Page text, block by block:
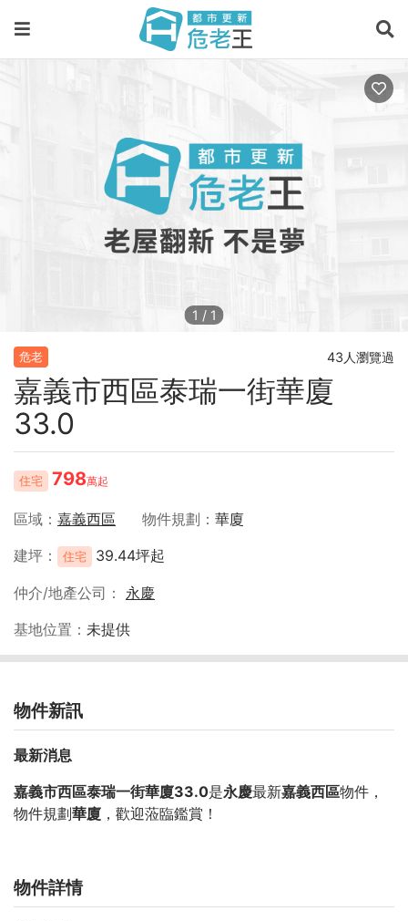
1 / 1
危老 43人瀏覽過
嘉義市西區泰瑞一街華廈
33.0
住宅 798萬起
區域 嘉義西區 物件規劃
華廈
建坪
住宅 39.44坪起
仲介/地產公司
永慶
基地位置
未提供
物件新訊
最新消息
嘉義市西區泰瑞一街華廈33.0是永慶最新嘉義西區物件，
物件規劃華廈 ，歡迎蒞臨鑑賞！
物件詳情